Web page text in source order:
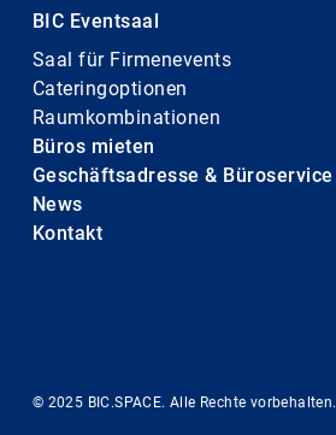
BIC Eventsaal
Saal für Firmenevents
Cateringoptionen
Raumkombinationen
Büros mieten
Geschäftsadresse & Büroservice
News
Kontakt
© 2025 BIC.SPACE. Alle Rechte vorbehalten.